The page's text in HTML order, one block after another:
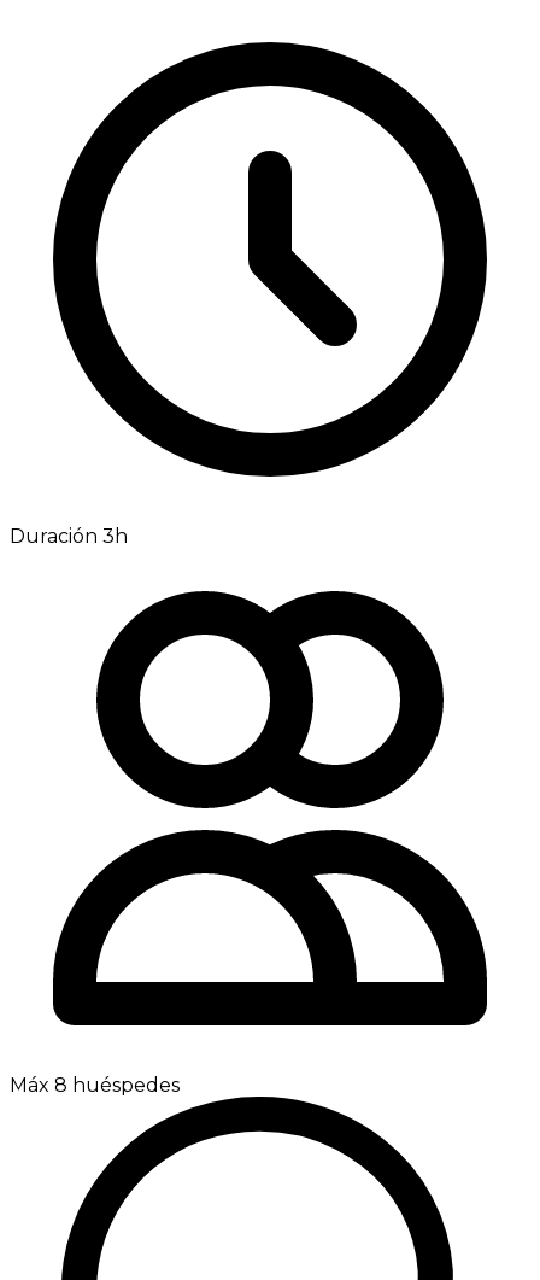
Duración 3h
Máx 8 huéspedes